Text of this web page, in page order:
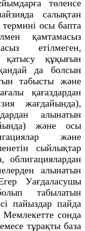
төленсе
салықтан
осы бапта
қамтамасыз
етілмеген,
қатысу құқығын
да болсын
табысты және
қағаздардан
жағдайында),
алынатын
және осы
және
сыйлықтар
облигациялардан
алынатын
Уағдаласушы
табылатын
пайыздар пайда
сонда
тұрақты база